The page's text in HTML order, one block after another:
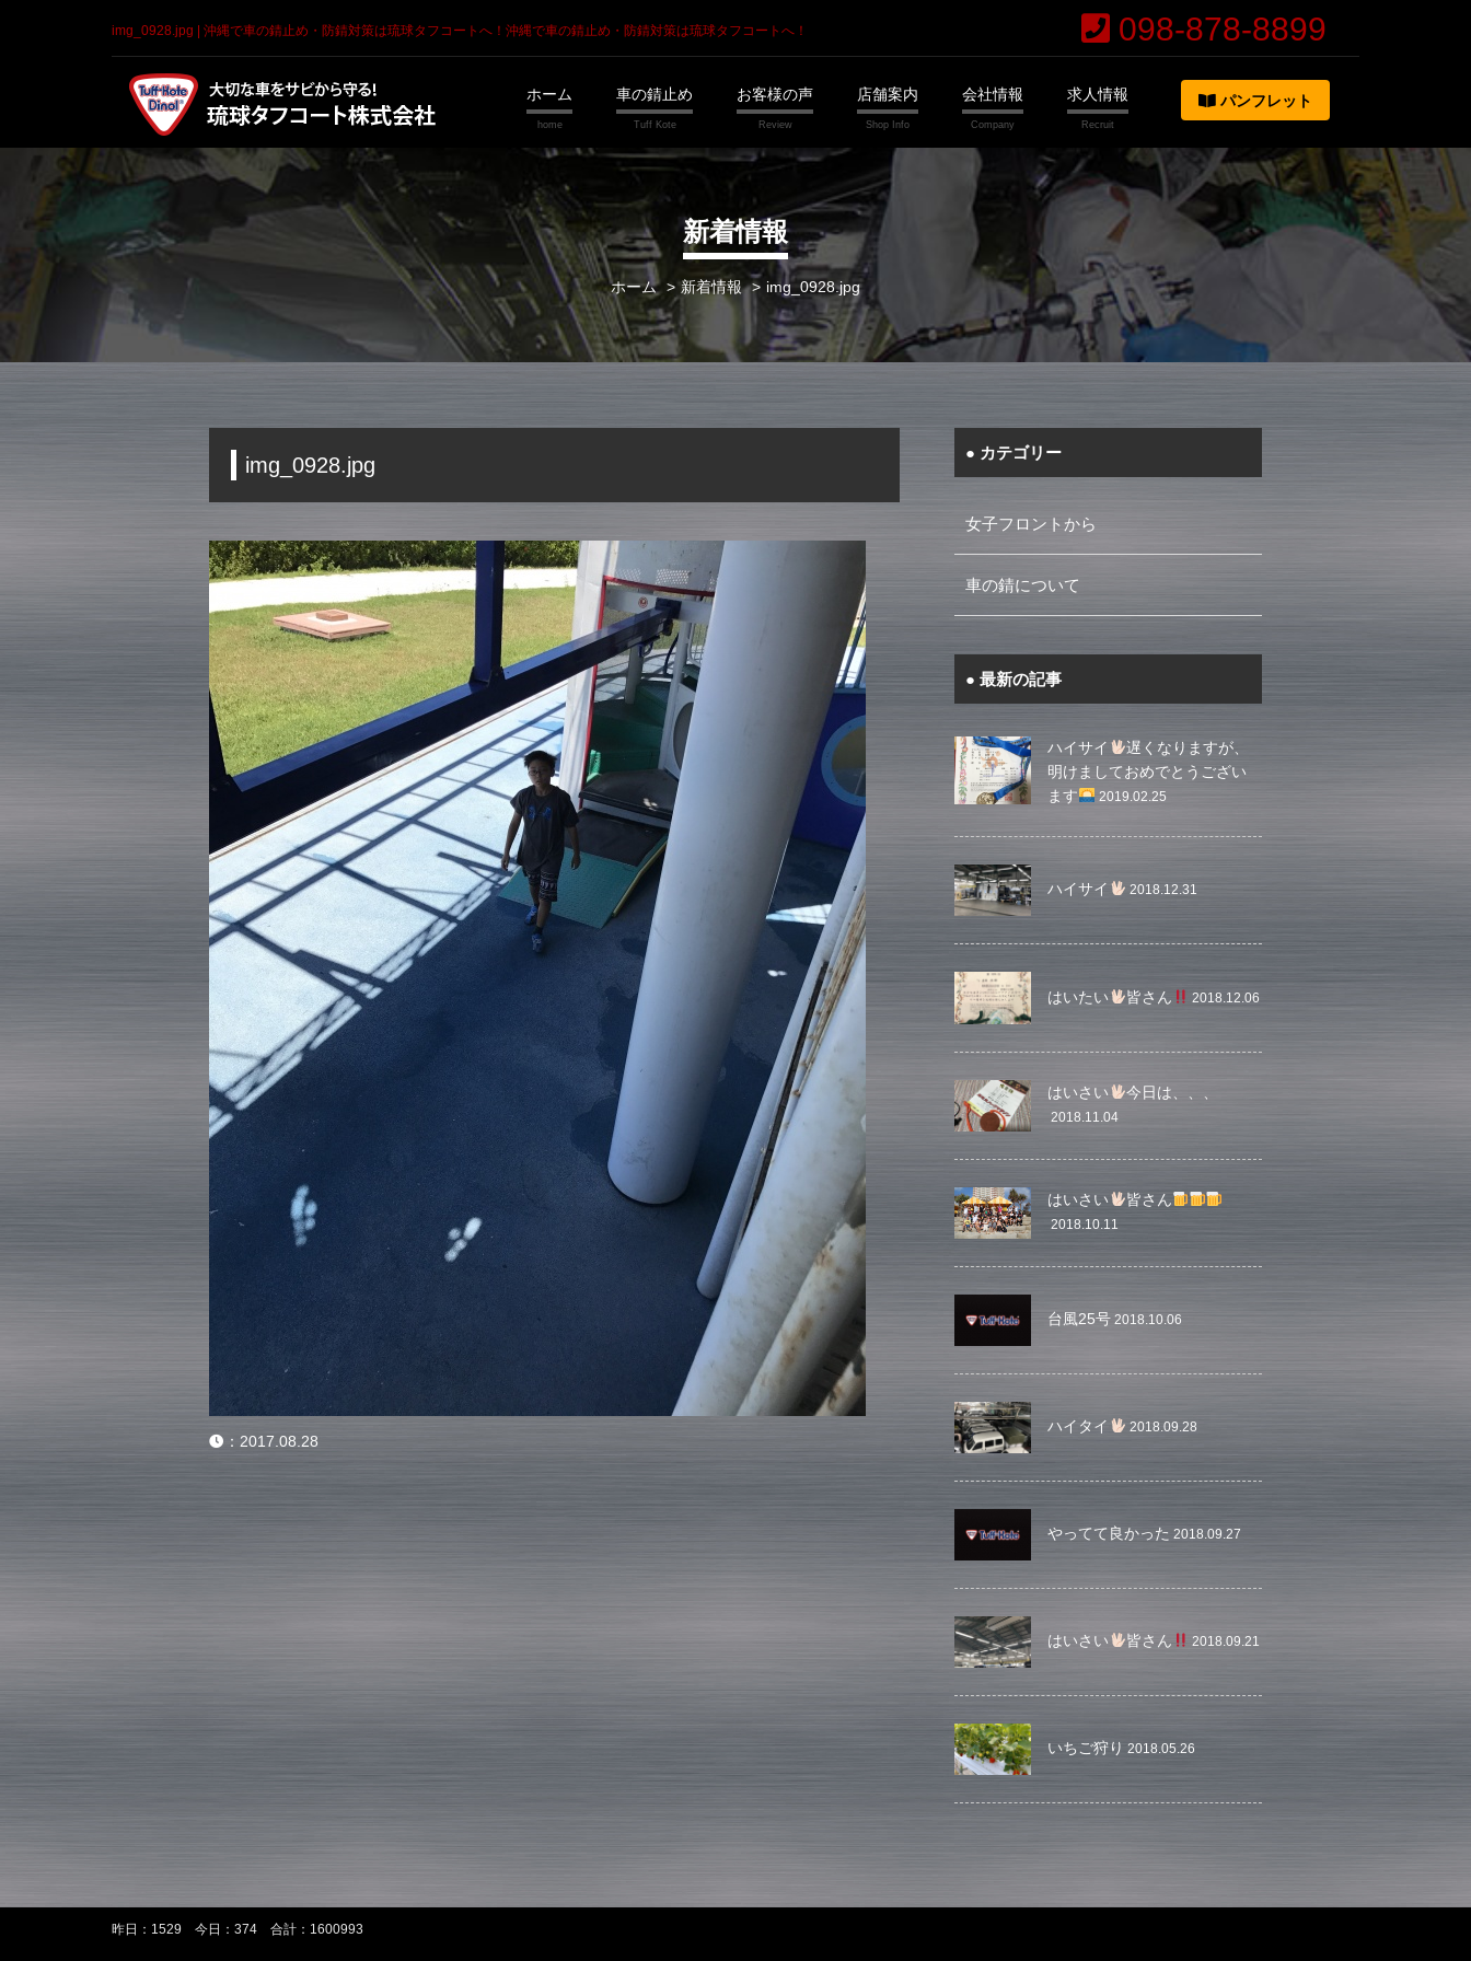
img_0928.jpg | 沖縄で車の錆止め・防錆対策は琉球タフコートへ！ 沖縄で車の錆止め・防錆対策は琉球タフコートへ！ 098-878-8899
ホーム 車の錆止め お客様の声 店舗案内 会社情報 求人情報 パンフレット
新着情報
ホーム 新着情報 img_0928.jpg
img_0928.jpg
： 2017.08.28
カテゴリー
女子フロントから
車の錆について
最新の記事
ハイサイ
遅くなりますが、
明けましておめでとうござい
ます
2019.02.25
ハイサイ 2018.12.31
はいたい 皆さん 2018.12.06
はいさい 今日は、、、
2018.11.04
はいさい 皆さん
2018.10.11
台風25号 2018.10.06
ハイタイ 2018.09.28
やってて良かった 2018.09.27
はいさい 皆さん 2018.09.21
いちご狩り 2018.05.26
昨日：1529 今日：374 合計：1600993